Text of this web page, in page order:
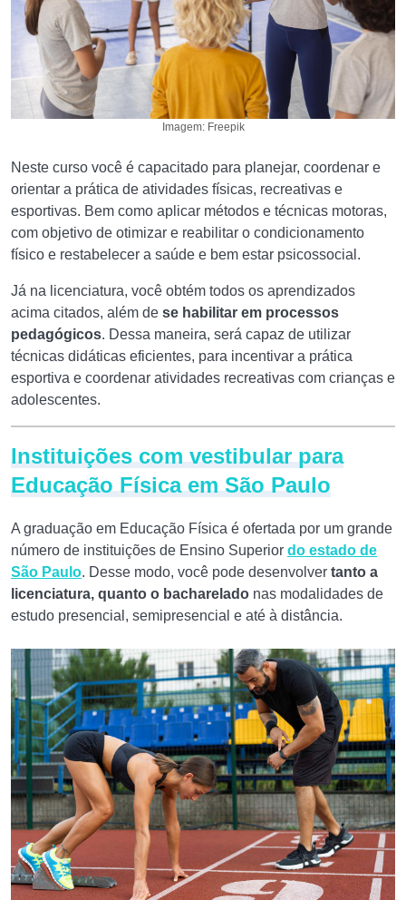
Imagem: Freepik
Neste curso você é capacitado para planejar, coordenar e
orientar a prática de atividades físicas, recreativas e
esportivas. Bem como aplicar métodos e técnicas motoras,
com objetivo de otimizar e reabilitar o condicionamento
físico e restabelecer a saúde e bem estar psicossocial.
Já na licenciatura, você obtém todos os aprendizados
acima citados, além de se habilitar em processos
pedagógicos. Dessa maneira, será capaz de utilizar
técnicas didáticas eficientes, para incentivar a prática
esportiva e coordenar atividades recreativas com crianças e
adolescentes.
Instituições com vestibular para
Educação Física em São Paulo
A graduação em Educação Física é ofertada por um grande
número de instituições de Ensino Superior do estado de
São Paulo. Desse modo, você pode desenvolver tanto a
licenciatura, quanto o bacharelado nas modalidades de
estudo presencial, semipresencial e até à distância.